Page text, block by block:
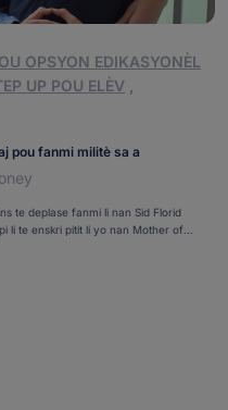
OPSYON EDIKASYONÈL
UP POU ELÈV
pou fanmi militè sa a
te deplase fanmi li nan Sid Florid
li te enskri pitit li yo nan Mother of
William ak madanm li, [...]